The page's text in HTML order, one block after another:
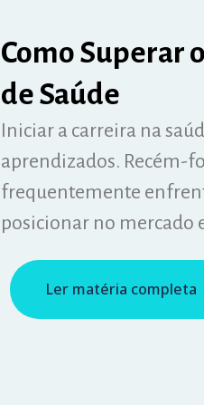
Como Superar
de Saúde
Iniciar a carreira na
aprendizados. Recém-
frequentemente
posicionar no mercado
Ler matéria completa